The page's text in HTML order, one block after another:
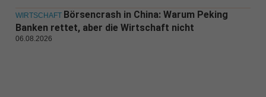
WIRTSCHAFT Börsencrash in China: Warum Peking
Banken rettet, aber die Wirtschaft nicht
06.08.2026